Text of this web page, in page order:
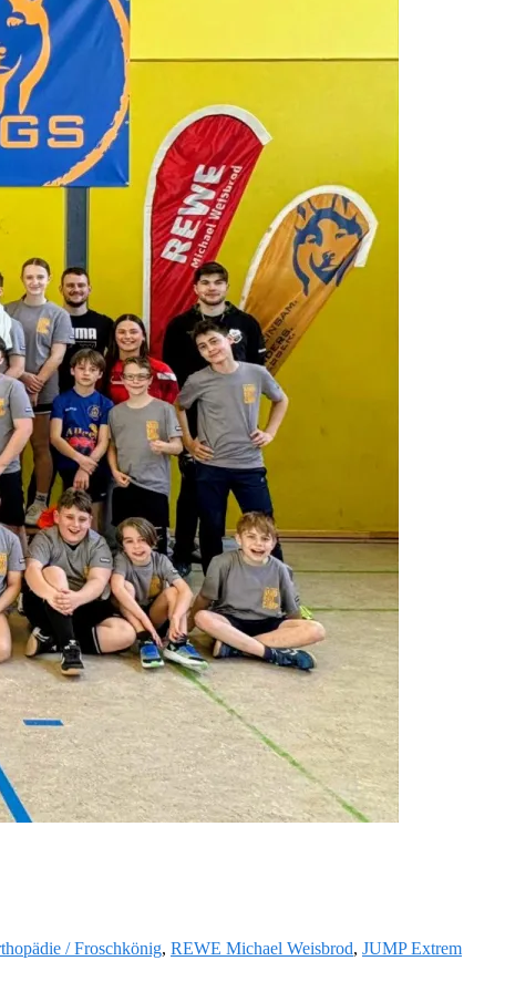
/ Froschkönig, REWE Michael Weisbrod, JUMP Extrem